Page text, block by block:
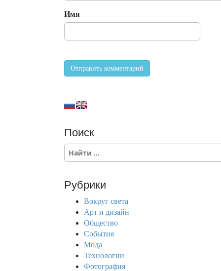
Имя
Поиск
S
c
Рубрики
Вокруг света
Арт и дизайн
Общество
События
Мода
Технологии
Фотография